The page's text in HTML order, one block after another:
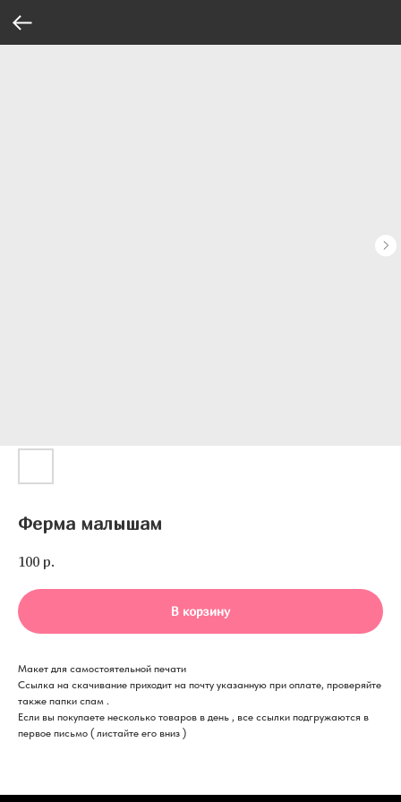
Ферма малышам
100 р.
В корзину
Макет для самостоятельной печати
Ссылка на скачивание приходит на почту указанную при оплате, проверяйте
также папки спам .
Если вы покупаете несколько товаров в день , все ссылки подгружаются в
первое письмо ( листайте его вниз )